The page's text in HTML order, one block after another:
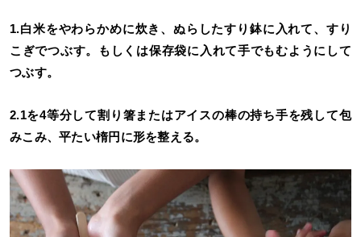
1.白米をやわらかめに炊き、ぬらしたすり鉢に入れて、すり
こぎでつぶす。もしくは保存袋に入れて手でもむようにして
つぶす。
2.1を4等分して割り箸またはアイスの棒の持ち手を残して包
みこみ、平たい楕円に形を整える。